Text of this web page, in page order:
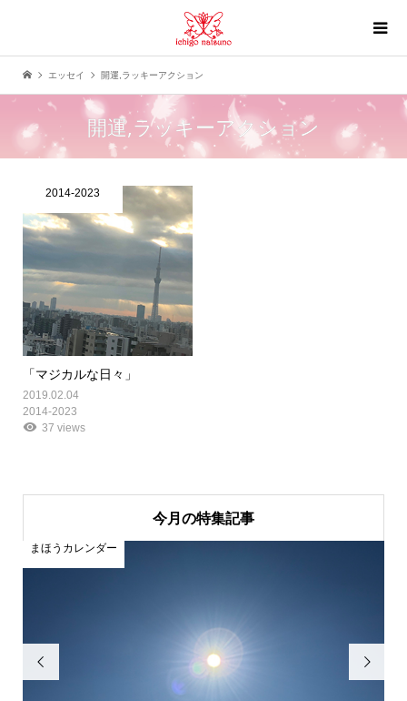
エッセイ 開運,ラッキーアクション
開運,ラッキーアクション
2014-2023
「マジカルな日々」
2019.02.04
2014-2023
37 views
今月の特集記事

まほうカレンダー
